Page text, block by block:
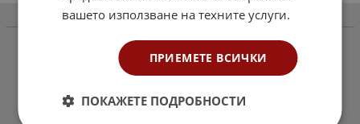
Как да поръчаме
Доставка и плащане
Общи условия за ползване
вашето използване на техните услуги.
ПРИЕМЕТЕ ВСИЧКИ
ПОКАЖЕТЕ ПОДРОБНОСТИ